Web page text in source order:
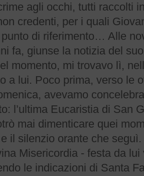
agli occhi, tutti raccolti
credenti, per i quali
di riferimento… Alle
fa, giunse la notizia del
momento, mi trovavo lì,
a lui. Poco prima, verso le
avevamo
l’ultima Eucaristia di San
mai dimenticare quei
il silenzio orante che
Misericordia - festa da
le indicazioni di Santa